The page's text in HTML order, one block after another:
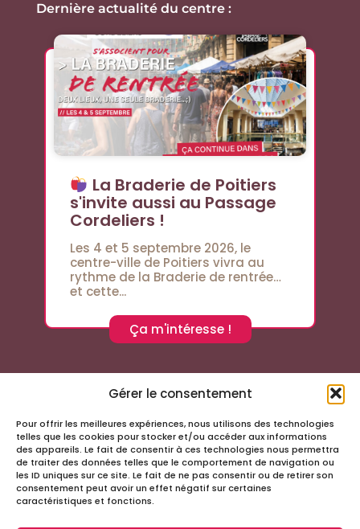
Gérer le consentement
Pour offrir les meilleures expériences, nous utilisons des technologies
telles que les cookies pour stocker et/ou accéder aux informations
des appareils. Le fait de consentir à ces technologies nous permettra
de traiter des données telles que le comportement de navigation ou
les ID uniques sur ce site. Le fait de ne pas consentir ou de retirer son
consentement peut avoir un effet négatif sur certaines
caractéristiques et fonctions.
Dernière actualité du centre :
La Braderie de Poitiers
s'invite aussi au Passage
Cordeliers !
Les 4 et 5 septembre 2026, le
centre-ville de Poitiers vivra au
rythme de la Braderie de rentrée…
et cette...
Ça m'intéresse !
Suivez-nous sur les réseaux sociaux